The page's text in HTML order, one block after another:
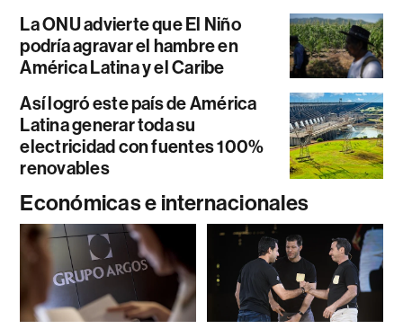
La ONU advierte que El Niño
podría agravar el hambre en
América Latina y el Caribe
Así logró este país de América
Latina generar toda su
electricidad con fuentes 100%
renovables
Económicas e internacionales